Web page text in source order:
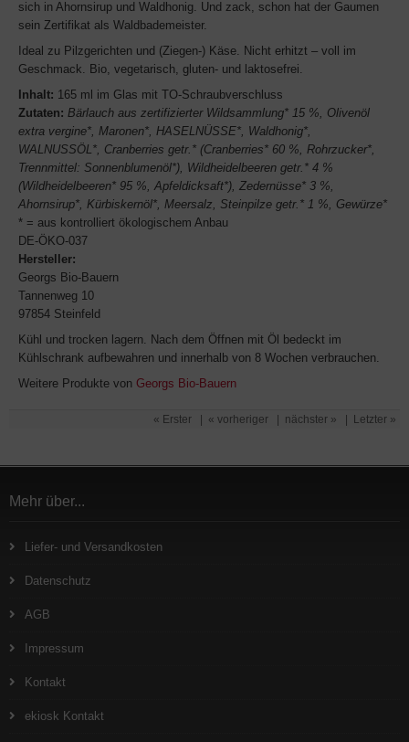
sich in Ahornsirup und Waldhonig. Und zack, schon hat der Gaumen
sein Zertifikat als Waldbademeister.
Ideal zu Pilzgerichten und (Ziegen-) Käse. Nicht erhitzt – voll im
Geschmack. Bio, vegetarisch, gluten- und laktosefrei.
Inhalt: 165 ml im Glas mit TO-Schraubverschluss
Zutaten: Bärlauch aus zertifizierter Wildsammlung* 15 %, Olivenöl
extra vergine*, Maronen*, HASELNÜSSE*, Waldhonig*,
WALNUSSÖL*, Cranberries getr.* (Cranberries* 60 %, Rohrzucker*,
Trennmittel: Sonnenblumenöl*), Wildheidelbeeren getr.* 4 %
(Wildheidelbeeren* 95 %, Apfeldicksaft*), Zedernüsse* 3 %,
Ahornsirup*, Kürbiskernöl*, Meersalz, Steinpilze getr.* 1 %, Gewürze*
* = aus kontrolliert ökologischem Anbau
DE-ÖKO-037
Hersteller:
Georgs Bio-Bauern
Tannenweg 10
97854 Steinfeld
Kühl und trocken lagern. Nach dem Öffnen mit Öl bedeckt im
Kühlschrank aufbewahren und innerhalb von 8 Wochen verbrauchen.
Weitere Produkte von Georgs Bio-Bauern
« Erster « vorheriger nächster » Letzter »
Mehr über...
Liefer- und Versandkosten
Datenschutz
AGB
Impressum
Kontakt
ekiosk Kontakt